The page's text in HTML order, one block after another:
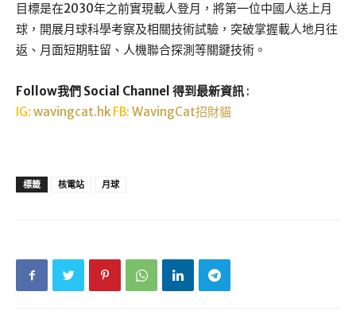
目標是在2030年之前實現載人登月，將第一位中國人送上月
球，開展月球科學考察及相關技術試驗，突破掌握載人地月往
返、月面短期駐留、人機聯合探測等關鍵技術。
Follow我們 Social Channel 得到最新資訊 :
IG: wavingcat.hk FB: WavingCat招財貓
標籤 核電站 月球